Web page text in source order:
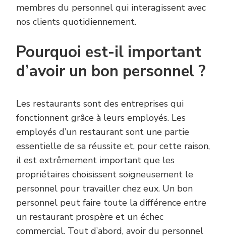
membres du personnel qui interagissent avec
nos clients quotidiennement.
Pourquoi est-il important
d’avoir un bon personnel ?
Les restaurants sont des entreprises qui
fonctionnent grâce à leurs employés. Les
employés d’un restaurant sont une partie
essentielle de sa réussite et, pour cette raison,
il est extrêmement important que les
propriétaires choisissent soigneusement le
personnel pour travailler chez eux. Un bon
personnel peut faire toute la différence entre
un restaurant prospère et un échec
commercial. Tout d’abord, avoir du personnel